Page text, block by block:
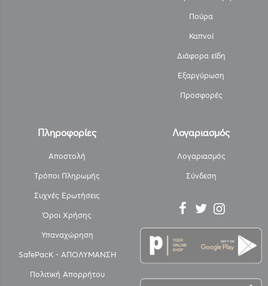
Πούρα
Καπνοί
Διάφορα είδη
Εξαργύρωση
Προσφορές
Πληροφορίες
Αποστολή
Τρόποι Πληρωμής
Συχνές Ερωτήσεις
Όροι Χρήσης
Υπαναχώρηση
SafePacK - ΑΠΟΛΥΜΑΝΣΗ
Πολιτική Απορρήτου
Λογαριασμός
Λογαριασμός
Σύνδεση